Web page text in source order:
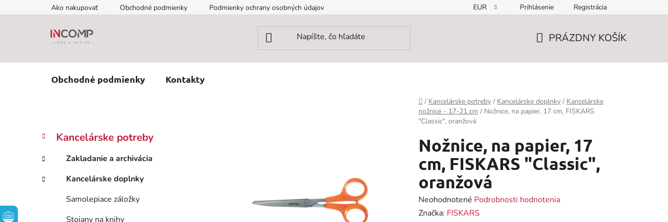
na
Ako nakupovať Obchodné podmienky Podmienky ochrany osobných údajov EUR Prihlásenie Registrácia
PRÁZDNY KOŠÍK
Obchodné podmienky Kontakty
Domov
/ Kancelárske potreby / Kancelárske doplnky / Kancelárske
nožnice - 17-21 cm / Nožnice, na papier, 17 cm, FISKARS
"Classic", oranžová
B
č
ý
Preskočiť
kategórie
K
a
e
g
ó
Kancelárske potreby
Zakladanie a archivácia
Kancelárske doplnky
Samolepiace záložky
Stojany na knihy
Nožnice, na papier, 17
cm, FISKARS "Classic",
oranžová
Priemerné
hodnotenie
Neohodnotené Podrobnosti hodnotenia
Značka: FISKARS